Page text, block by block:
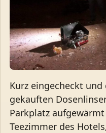
Kurz eingecheckt
gekauften
Parkplatz
Teezimmer des